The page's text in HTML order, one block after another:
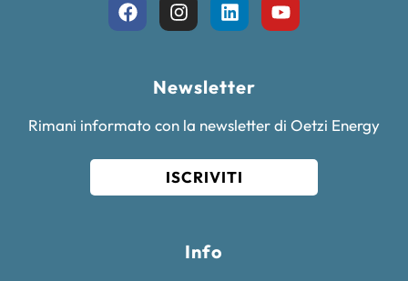
Newsletter
Rimani informato con la newsletter di Oetzi Energy
ISCRIVITI
Info